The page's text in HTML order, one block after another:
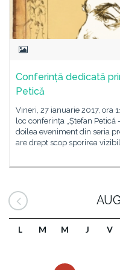
Conferință dedicată
Petică
Vineri, 27 ianuarie 2017, ora
loc conferința „Ștefan
doilea eveniment din seria
are drept scop sporirea
L M M J V